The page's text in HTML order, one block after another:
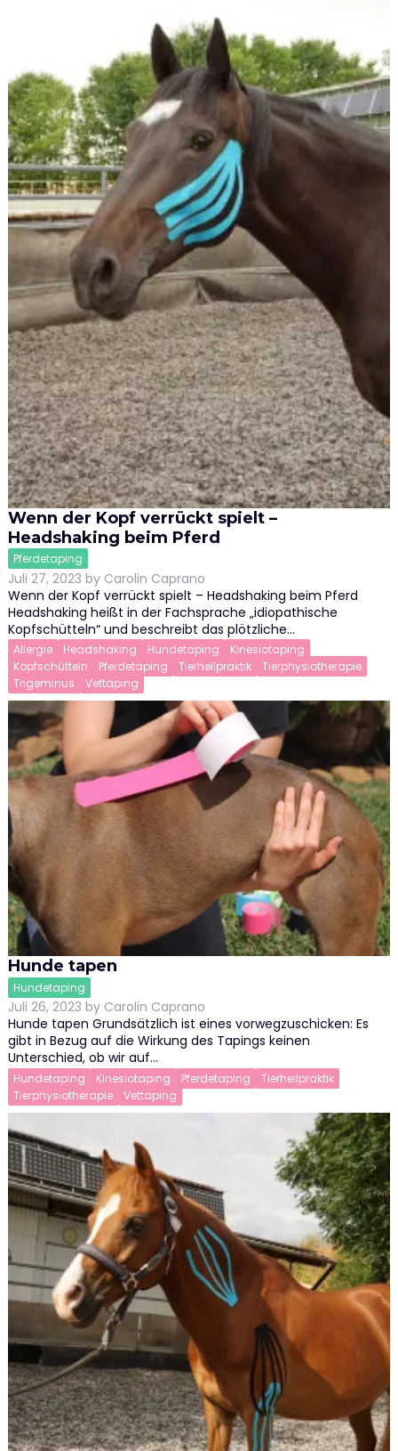
Wenn der Kopf verrückt spielt –
Headshaking beim Pferd
Pferdetaping
Juli 27, 2023 by Carolin Caprano
Wenn der Kopf verrückt spielt – Headshaking beim Pferd
Headshaking heißt in der Fachsprache „idiopathische
Kopfschütteln“ und beschreibt das plötzliche…
Allergie Headshaking Hundetaping
Kinesiotaping
Kopfschütteln
Pferdetaping Tierheilpraktik
Tierphysiotherapie
Trigeminus
Vettaping
Hunde tapen
Hundetaping
Juli 26, 2023 by Carolin Caprano
Hunde tapen Grundsätzlich ist eines vorwegzuschicken: Es
gibt in Bezug auf die Wirkung des Tapings keinen
Unterschied, ob wir auf…
Hundetaping Kinesiotaping Pferdetaping
Tierheilpraktik
Tierphysiotherapie
Vettaping